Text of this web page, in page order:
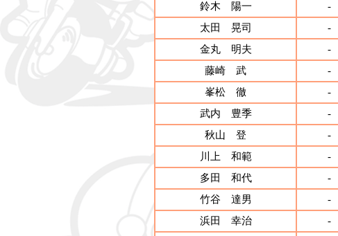
鈴木 陽一
-
太田 晃司
-
金丸 明夫
-
藤崎 武
-
峯松 徹
-
武内 豊季
-
秋山 登
-
川上 和範
-
多田 和代
-
竹谷 達男
-
浜田 幸治
-